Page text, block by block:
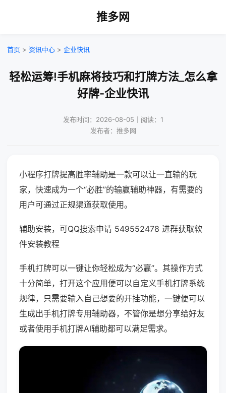
推多网
首页 > 资讯中心 > 企业快讯
轻松运筹!手机麻将技巧和打牌方法_怎么拿
好牌-企业快讯
发布时间：2026-08-05｜阅读：1
发布者：推多网
小程序打牌提高胜率辅助是一款可以让一直输的玩
家，快速成为一个“必胜”的输赢辅助神器，有需要的
用户可通过正规渠道获取使用。
辅助安装，可QQ搜索申请 549552478 进群获取软
件安装教程
手机打牌可以一键让你轻松成为“必赢”。其操作方式
十分简单，打开这个应用便可以自定义手机打牌系统
规律，只需要输入自己想要的开挂功能，一键便可以
生成出手机打牌专用辅助器，不管你是想分享给好友
或者使用手机打牌AI辅助都可以满足需求。